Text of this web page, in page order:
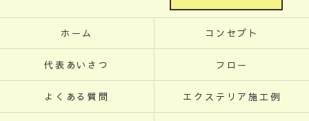
ホーム コンセプト
代表あいさつ フロー
よくある質問 エクステリア施工例